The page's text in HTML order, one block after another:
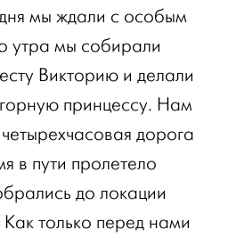
мы ждали с особым
утра мы собирали
Викторию и делали
принцессу. Нам
дорога
в пути пролетело
до локации
только перед нами